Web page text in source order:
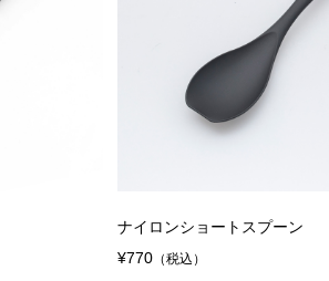
ナイロンショートスプーン
¥770 （税込）